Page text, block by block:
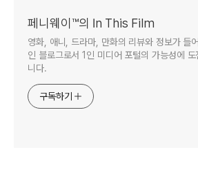
페니웨이™의 In This Film
영화, 애니, 드라마, 만화의 리뷰와 정보가 들
인 블로그로서 1인 미디어 포털의 가능성에 도
니다.
구독하기